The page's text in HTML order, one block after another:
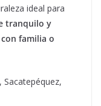
ideal para
tranquilo y
familia o
Sacatepéquez,